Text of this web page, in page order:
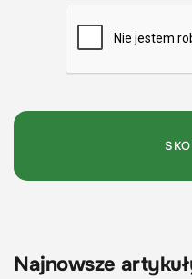
Najnowsze